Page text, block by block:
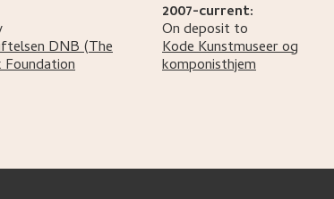
DNB(The
Foundation
2007-current:
On deposit to
Kode Kunstmuseer og
komponisthjem